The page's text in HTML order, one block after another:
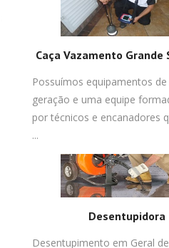
Caça Vazamento Grande
Possuímos equipamentos
geração e uma equipe
por técnicos e encanadores
...
Desentupidora
Desentupimento em Geral